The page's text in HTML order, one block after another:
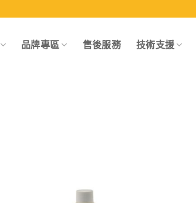
品牌專區 售後服務 技術支援